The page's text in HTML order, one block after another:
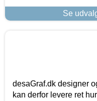
Se
desaGraf.dk designer
kan derfor levere ret